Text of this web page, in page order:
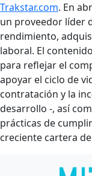
Trakstar.com. En
un proveedor líder
rendimiento,
laboral. El
para reflejar el
apoyar el ciclo de
contratación y la
desarrollo -, así
prácticas de
creciente cartera